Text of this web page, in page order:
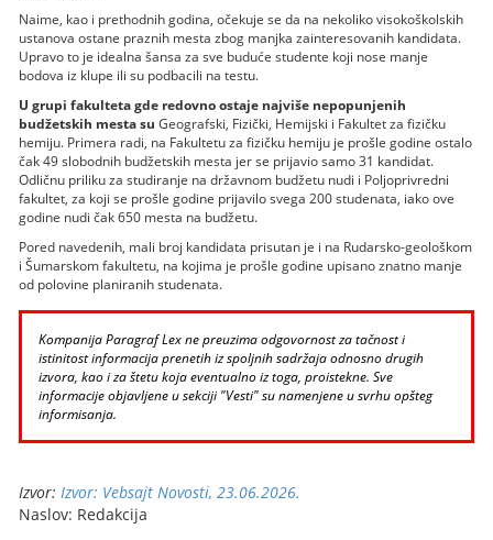
Naime, kao i prethodnih godina, očekuje se da na nekoliko visokoškolskih
ustanova ostane praznih mesta zbog manjka zainteresovanih kandidata.
Upravo to je idealna šansa za sve buduće studente koji nose manje
bodova iz klupe ili su podbacili na testu.
U grupi fakulteta gde redovno ostaje najviše nepopunjenih
budžetskih mesta suGeografski, Fizički, Hemijski i Fakultet za fizičku
hemiju. Primera radi, na Fakultetu za fizičku hemiju je prošle godine ostalo
čak 49 slobodnih budžetskih mesta jer se prijavio samo 31 kandidat.
Odličnu priliku za studiranje na državnom budžetu nudi i Poljoprivredni
fakultet, za koji se prošle godine prijavilo svega 200 studenata, iako ove
godine nudi čak 650 mesta na budžetu.
Pored navedenih, mali broj kandidata prisutan je i na Rudarsko-geološkom
i Šumarskom fakultetu, na kojima je prošle godine upisano znatno manje
od polovine planiranih studenata.
Kompanija Paragraf Lex ne preuzima odgovornost za tačnost i
istinitost informacija prenetih iz spoljnih sadržaja odnosno drugih
izvora, kao i za štetu koja eventualno iz toga, proistekne. Sve
informacije objavljene u sekciji "Vesti" su namenjene u svrhu opšteg
informisanja.
Izvor: Izvor: Vebsajt Novosti, 23.06.2026.
Naslov: Redakcija